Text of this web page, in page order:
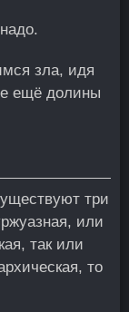
зла, идя
ещё долины
три
или
так или
то